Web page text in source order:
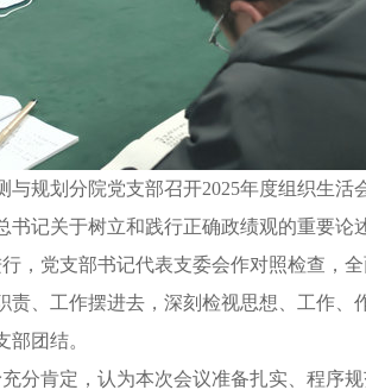
与规划分院党支部召开2025年度组织生
书记关于树立和践行正确政绩观的重要论
，党支部书记代表支委会作对照检查，
责、工作摆进去，深刻检视思想、工作
团结。
分肯定，认为本次会议准备扎实、程序